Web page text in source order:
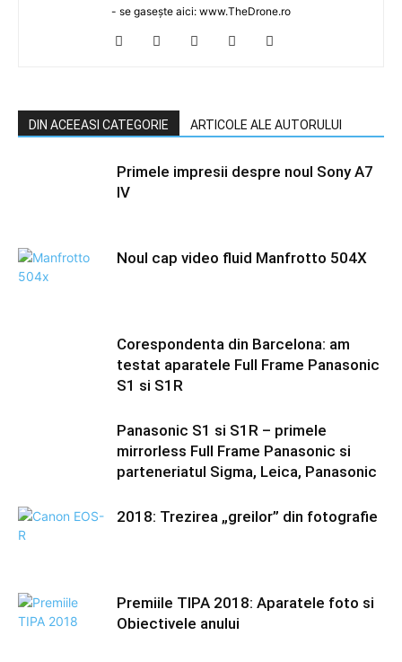
- se gasește aici: www.TheDrone.ro
DIN ACEEASI CATEGORIE ARTICOLE ALE AUTORULUI
Primele impresii despre noul Sony A7
IV
Noul cap video fluid Manfrotto 504X
Corespondenta din Barcelona: am
testat aparatele Full Frame Panasonic
S1 si S1R
Panasonic S1 si S1R – primele
mirrorless Full Frame Panasonic si
parteneriatul Sigma, Leica, Panasonic
2018: Trezirea „greilor” din fotografie
Premiile TIPA 2018: Aparatele foto si
Obiectivele anului